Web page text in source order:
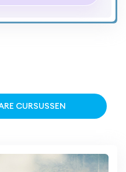
CURSUSSEN